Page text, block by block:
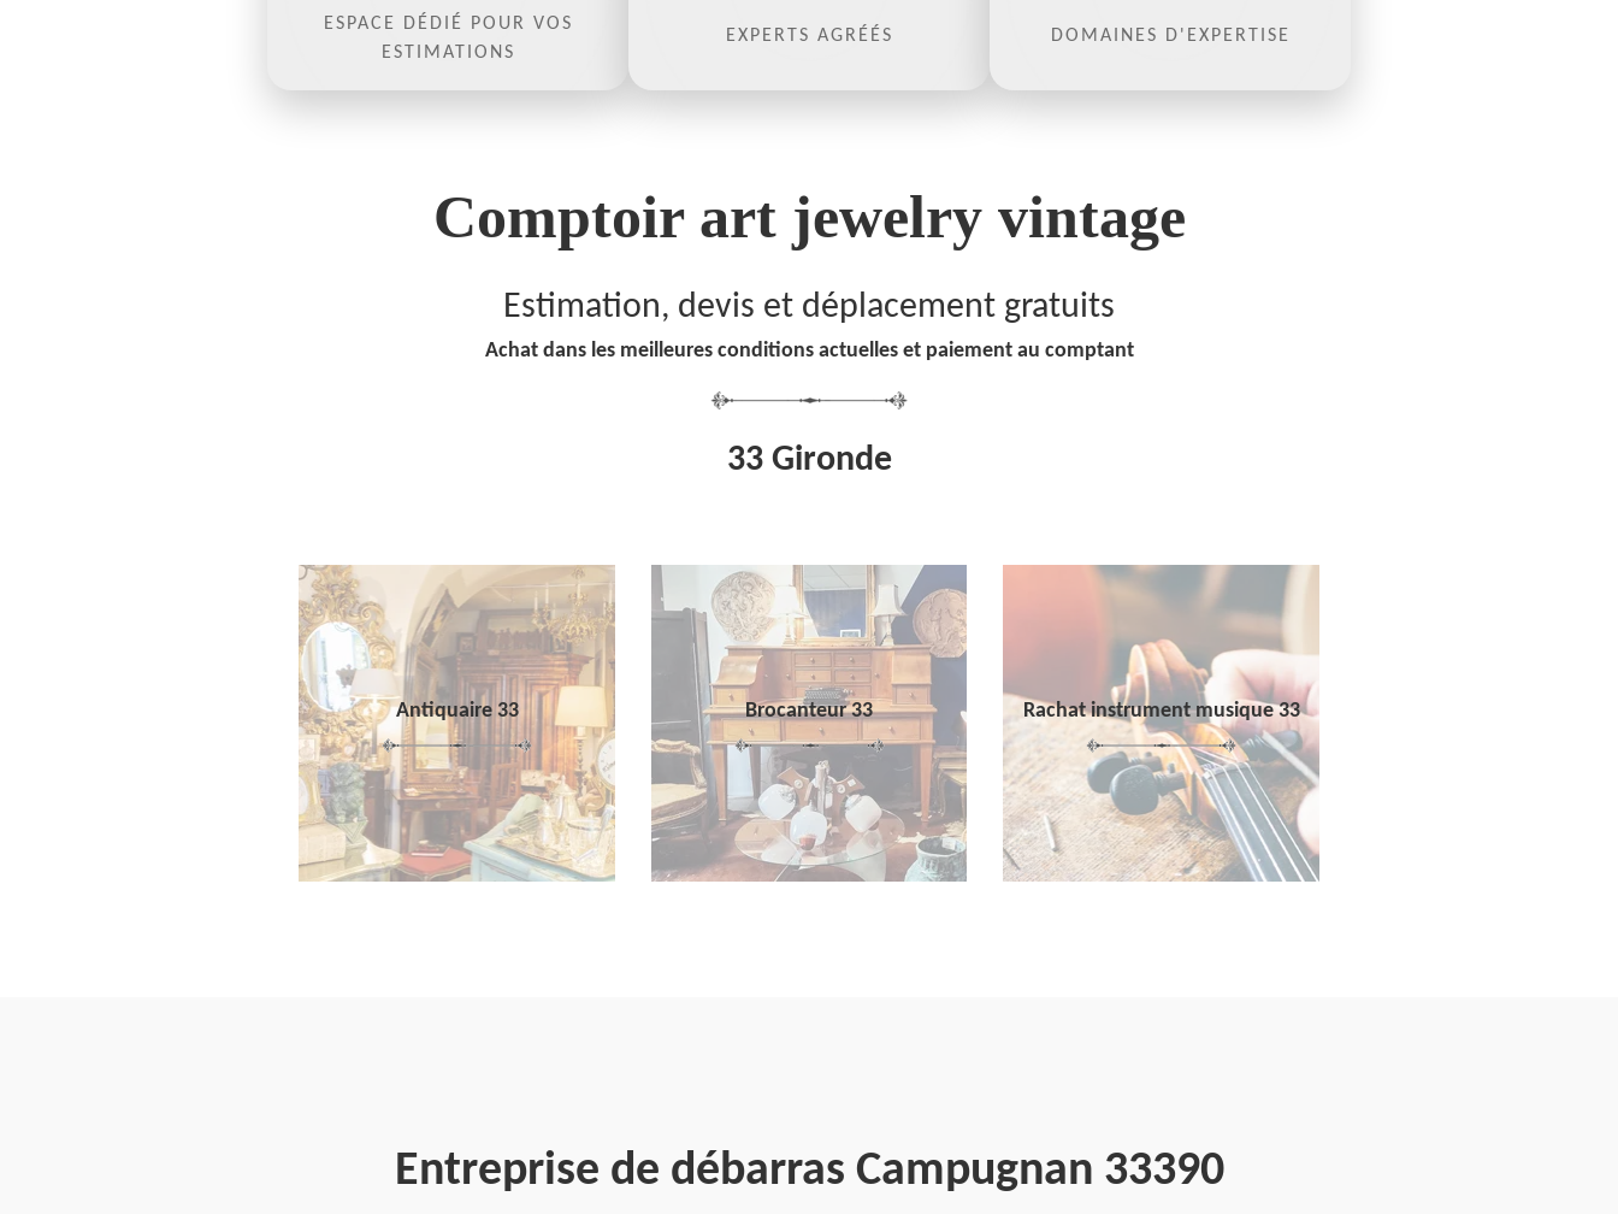
ESPACE DÉDIÉ POUR VOS
ESTIMATIONS
EXPERTS AGRÉÉS DOMAINES D'EXPERTISE
Comptoir art jewelry vintage
Estimation, devis et déplacement gratuits
Achat dans les meilleures conditions actuelles et paiement au comptant
33 Gironde
Antiquaire 33 Brocanteur 33 Rachat instrument musique 33
Entreprise de débarras Campugnan 33390